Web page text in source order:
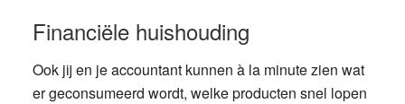
Financiële huishouding
Ook jij en je accountant kunnen à la minute zien wat
er geconsumeerd wordt, welke producten snel lopen